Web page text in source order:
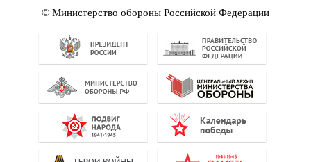
© Министерство обороны Российской Федерации